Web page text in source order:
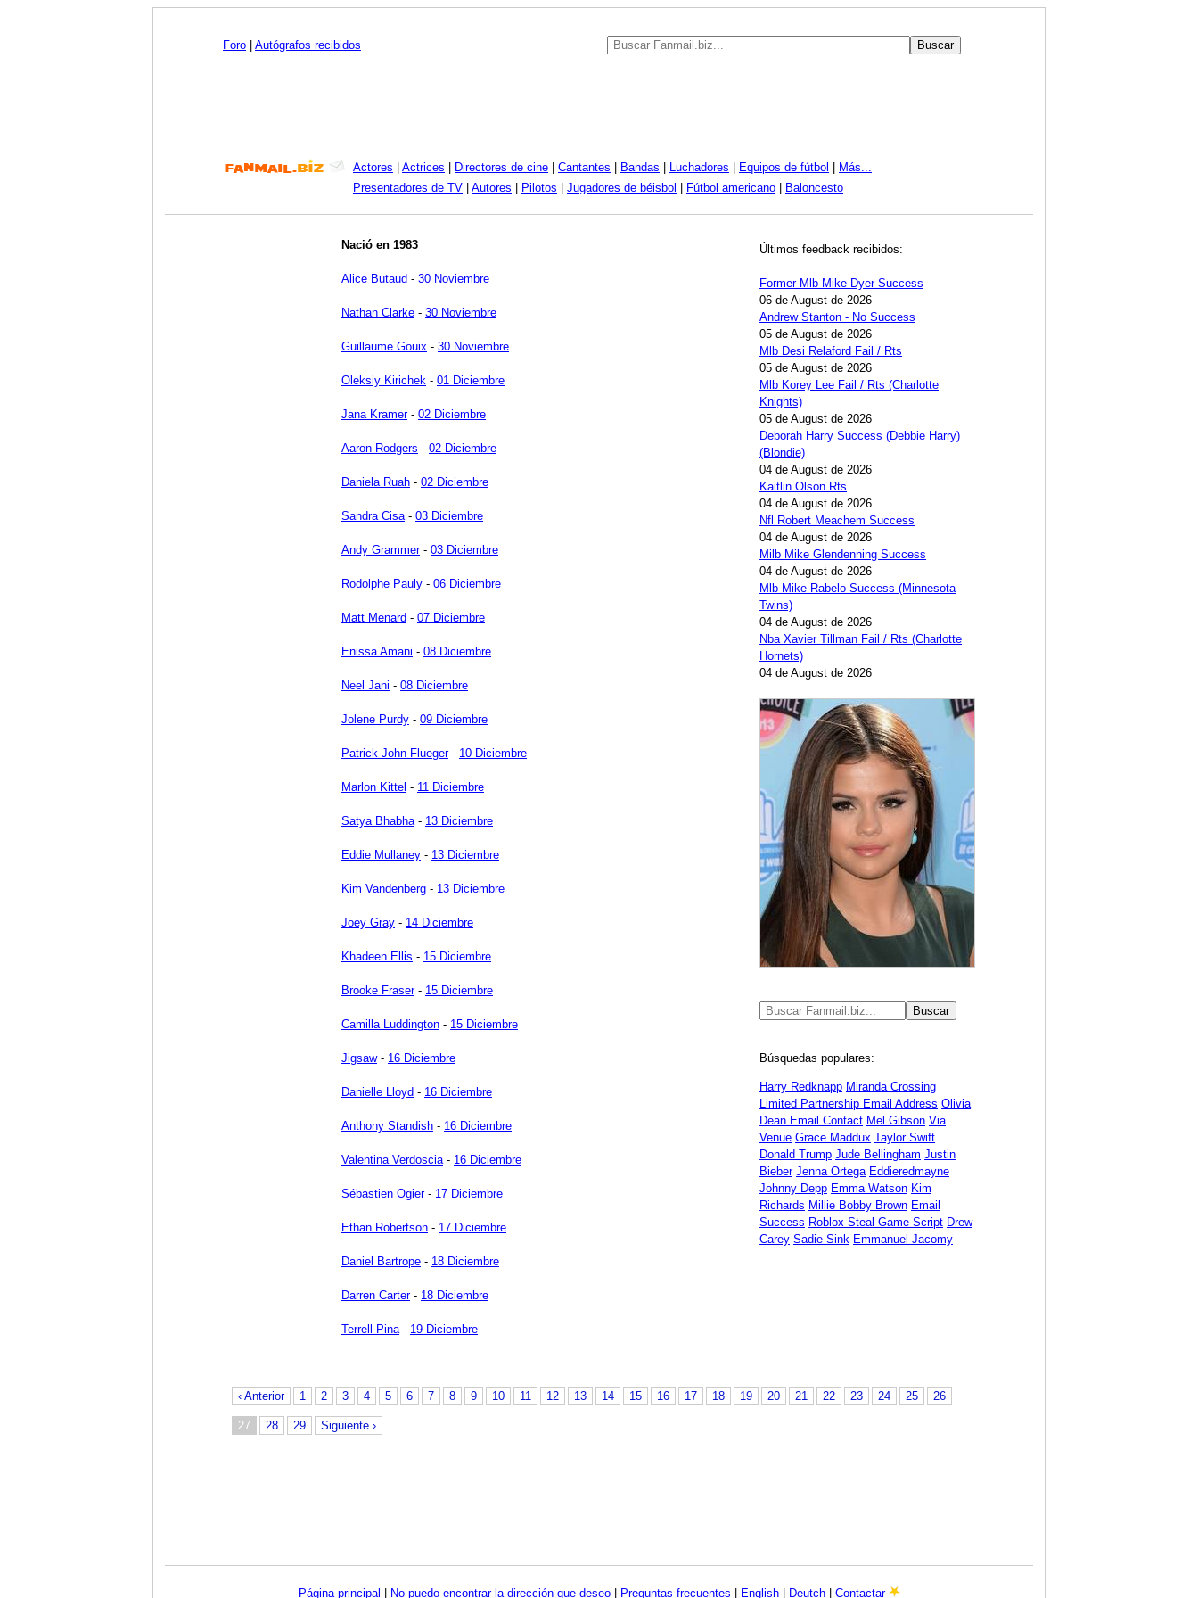
Foro Autógrafos recibidos
Actores Actrices Directores de cine Cantantes Bandas Luchadores Equipos de fútbol
Más...
Presentadores de TV
Autores Pilotos Jugadores de béisbol Fútbol americano Baloncesto
Nació en 1983
Alice Butaud - 30 Noviembre
Nathan Clarke - 30 Noviembre
Guillaume Gouix - 30 Noviembre
Oleksiy Kirichek - 01 Diciembre
Jana Kramer- 02 Diciembre
Aaron Rodgers - 02 Diciembre
Daniela Ruah - 02 Diciembre
Sandra Cisa- 03 Diciembre
Andy Grammer- 03 Diciembre
Rodolphe Pauly - 06 Diciembre
Matt Menard - 07 Diciembre
Enissa Amani - 08 Diciembre
Neel Jani - 08 Diciembre
Jolene Purdy - 09 Diciembre
Patrick John Flueger- 10 Diciembre
Marlon Kittel - 11 Diciembre
Satya Bhabha- 13 Diciembre
Eddie Mullaney - 13 Diciembre
Kim Vandenberg - 13 Diciembre
Joey Gray - 14 Diciembre
Khadeen Ellis - 15 Diciembre
Brooke Fraser- 15 Diciembre
Camilla Luddington - 15 Diciembre
Jigsaw- 16 Diciembre
Danielle Lloyd - 16 Diciembre
Anthony Standish - 16 Diciembre
Valentina Verdoscia- 16 Diciembre
Sébastien Ogier- 17 Diciembre
Ethan Robertson - 17 Diciembre
Daniel Bartrope - 18 Diciembre
Darren Carter- 18 Diciembre
Terrell Pina- 19 Diciembre
Últimos feedback recibidos:
Former Mlb Mike Dyer Success
06 de August de 2026
Andrew Stanton - No Success
05 de August de 2026
Mlb Desi Relaford Fail / Rts
05 de August de 2026
Mlb Korey Lee Fail / Rts (Charlotte
Knights)
05 de August de 2026
Deborah Harry Success (Debbie Harry)
(Blondie)
04 de August de 2026
Kaitlin Olson Rts
04 de August de 2026
Nfl Robert Meachem Success
04 de August de 2026
Milb Mike Glendenning Success
04 de August de 2026
Mlb Mike Rabelo Success (Minnesota
Twins)
04 de August de 2026
Nba Xavier Tillman Fail / Rts (Charlotte
Hornets)
04 de August de 2026
Búsquedas populares:
Harry Redknapp Miranda Crossing
Limited Partnership Email Address Olivia
Dean Email Contact Mel Gibson Via
Venue Grace Maddux Taylor Swift
Donald Trump Jude Bellingham Justin
Bieber Jenna Ortega Eddieredmayne
Johnny Depp Emma Watson Kim
Richards Millie Bobby Brown Email
Success Roblox Steal Game Script Drew
Carey Sadie Sink Emmanuel Jacomy
‹ Anterior 1 2 3 4 5 6 7 8 9 10 11 12 13 14 15 16 17 18 19 20 21 22 23 24 25 26
27 28 29 Siguiente ›
Página principal | No puedo encontrar la dirección que deseo| Preguntas frecuentes | English| Deutch| Contactar